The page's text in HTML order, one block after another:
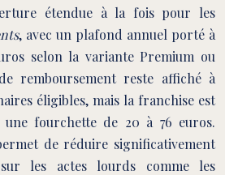
étendue à la fois pour les
, avec un plafond annuel porté à
selon la variante Premium ou
remboursement reste affiché à
éligibles, mais la franchise est
une fourchette de 20 à 76 euros.
de réduire significativement
les actes lourds comme les